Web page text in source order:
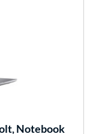
Notebook